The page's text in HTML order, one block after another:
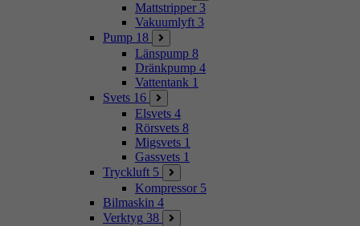
Mattstripper 3
Vakuumlyft 3
Pump 18
Länspump 8
Dränkpump 4
Vattentank 1
Svets 16
Elsvets 4
Rörsvets 8
Migsvets 1
Gassvets 1
Tryckluft 5
Kompressor 5
Bilmaskin 4
Verktyg 38